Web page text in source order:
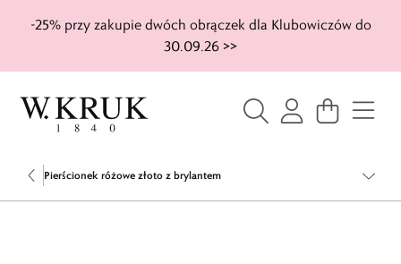
-25% przy zakupie dwóch obrączek dla Klubowiczów do
30.09.26 >>
Pierścionek różowe złoto z brylantem